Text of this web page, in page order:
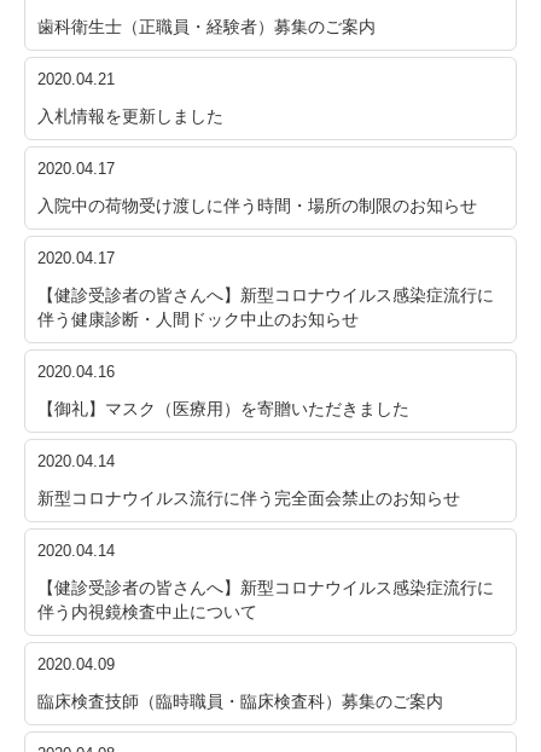
歯科衛生士（正職員・経験者）募集のご案内
2020.04.21
入札情報を更新しました
2020.04.17
入院中の荷物受け渡しに伴う時間・場所の制限のお知らせ
2020.04.17
【健診受診者の皆さんへ】新型コロナウイルス感染症流行に
伴う健康診断・人間ドック中止のお知らせ
2020.04.16
【御礼】マスク（医療用）を寄贈いただきました
2020.04.14
新型コロナウイルス流行に伴う完全面会禁止のお知らせ
2020.04.14
【健診受診者の皆さんへ】新型コロナウイルス感染症流行に
伴う内視鏡検査中止について
2020.04.09
臨床検査技師（臨時職員・臨床検査科）募集のご案内